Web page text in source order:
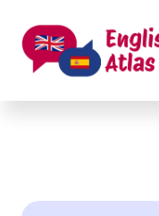
contenido